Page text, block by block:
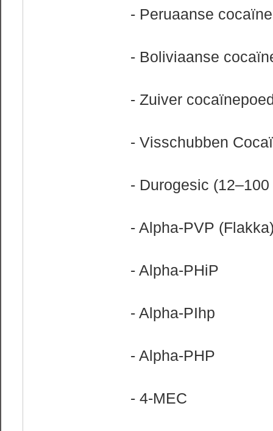
- Peruaanse cocaïne
- Boliviaanse
- Zuiver
- Visschubben
- Durogesic (12–100
- Alpha-PVP
- Alpha-PHiP
- Alpha-PIhp
- Alpha-PHP
- 4-MEC